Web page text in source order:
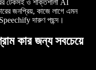
টেকসই ও শক্তিশালী AI
জনপ্রিয়, কাজে লাগে এমন
দারুণ পছন্দ।
কার জন্য সবচেয়ে